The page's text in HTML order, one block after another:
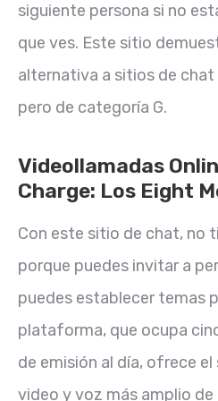
siguiente persona si no
que ves. Este sitio
alternativa a sitios de
pero de categoría G.
Videollamadas
Charge: Los Eight
Con este sitio de chat, no
porque puedes invitar a
puedes establecer temas
plataforma, que ocupa
de emisión al día, ofrece
video y voz más amplio de